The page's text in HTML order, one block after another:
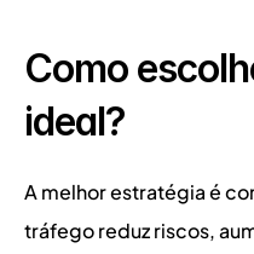
Como
ideal?
A melhor estratégia é
tráfego reduz riscos,